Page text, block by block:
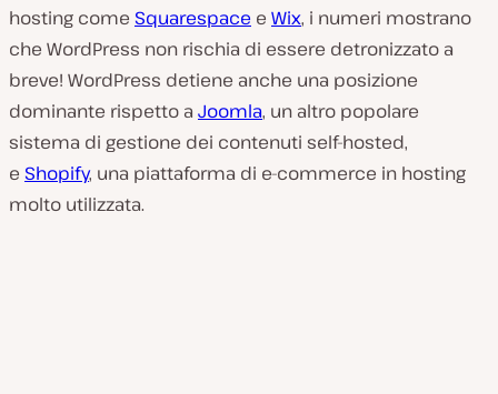
hosting come Squarespace e Wix, i numeri mostrano
che WordPress non rischia di essere detronizzato a
breve! WordPress detiene anche una posizione
dominante rispetto a Joomla, un altro popolare
sistema di gestione dei contenuti self-hosted,
e Shopify, una piattaforma di e-commerce in hosting
molto utilizzata.